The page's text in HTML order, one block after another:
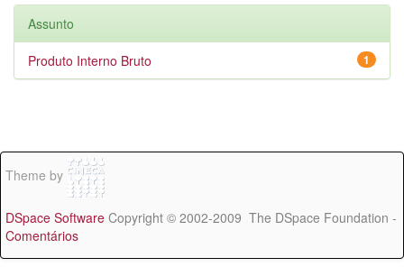
Assunto
1
Produto Interno Bruto
Theme by
DSpace Software Copyright © 2002-2009 The DSpace Foundation -
Comentários